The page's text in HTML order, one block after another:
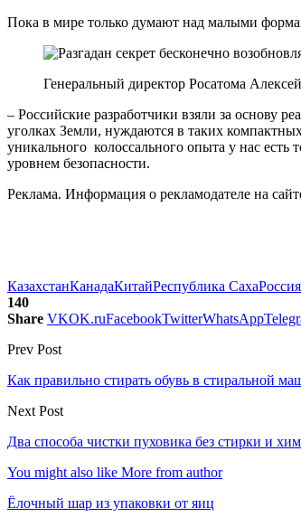
Пока в мире только думают над малыми
Генеральный директор Росатома
– Российские разработчики взяли за основу
уголках Земли, нуждаются в таких
уникального колоссального опыта у нас
уровнем безопасности.
Реклама. Информация о рекламодателе на
КазахстанКанадаКитайРеспублика СахаРоссия
140
Share VKOK.ruFacebookTwitterWhatsApp
Prev Post
Как правильно стирать обувь в стиральной
Next Post
Два способа чистки пуховика без стирки и
You might also like More from author
Ёлочный шар из упаковки от яиц